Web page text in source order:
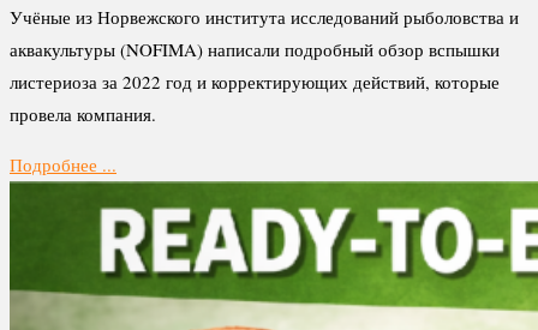
Учёные из Норвежского института исследований рыболовства и
аквакультуры (NOFIMA) написали подробный обзор вспышки
листериоза за 2022 год и корректирующих действий, которые
провела компания.
Подробнее ...